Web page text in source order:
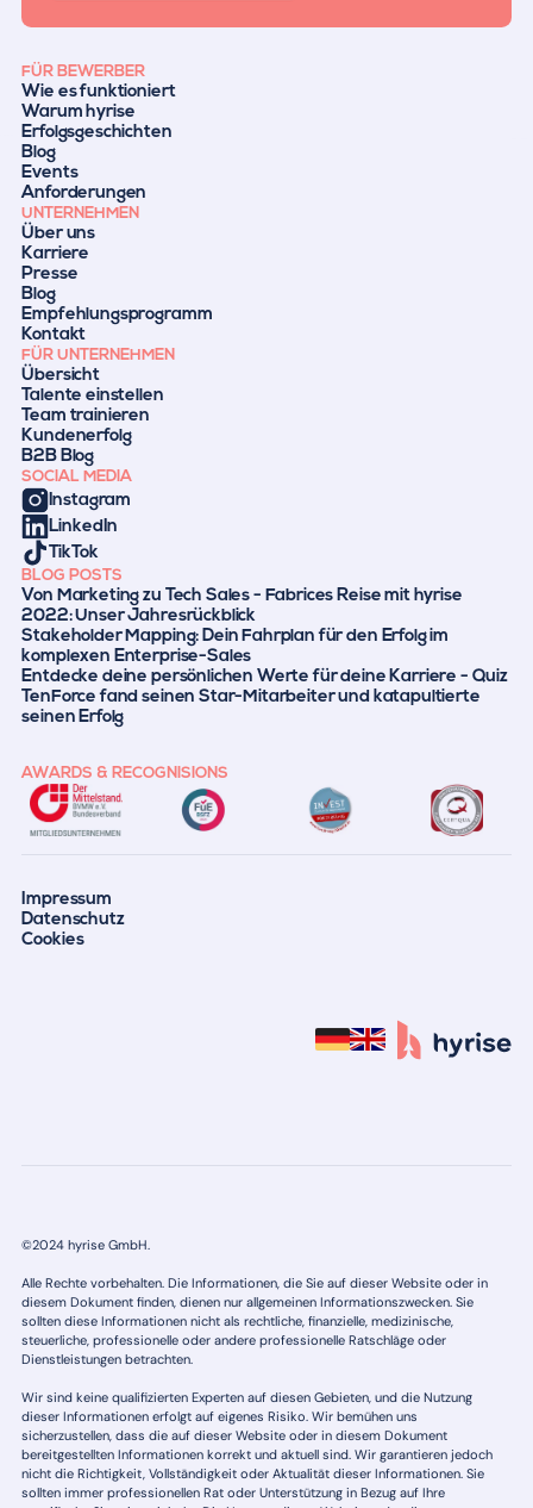
FÜR BEWERBER
Wie es funktioniert
Warum hyrise
Erfolgsgeschichten
Blog
Events
Anforderungen
UNTERNEHMEN
Über uns
Karriere
Presse
Blog
Empfehlungsprogramm
Kontakt
FÜR UNTERNEHMEN
Übersicht
Talente einstellen
Team trainieren
Kundenerfolg
B2B Blog
SOCIAL MEDIA
Instagram
LinkedIn
TikTok
BLOG POSTS
Von Marketing zu Tech Sales - Fabrices Reise mit hyrise
2022: Unser Jahresrückblick
Stakeholder Mapping: Dein Fahrplan für den Erfolg im
komplexen Enterprise-Sales
Entdecke deine persönlichen Werte für deine Karriere - Quiz
TenForce fand seinen Star-Mitarbeiter und katapultierte
seinen Erfolg
AWARDS & RECOGNISIONS
Impressum
Datenschutz
Cookies
©2024 hyrise GmbH.
Alle Rechte vorbehalten. Die Informationen, die Sie auf dieser Website oder in
diesem Dokument finden, dienen nur allgemeinen Informationszwecken. Sie
sollten diese Informationen nicht als rechtliche, finanzielle, medizinische,
steuerliche, professionelle oder andere professionelle Ratschläge oder
Dienstleistungen betrachten.
Wir sind keine qualifizierten Experten auf diesen Gebieten, und die Nutzung
dieser Informationen erfolgt auf eigenes Risiko. Wir bemühen uns
sicherzustellen, dass die auf dieser Website oder in diesem Dokument
bereitgestellten Informationen korrekt und aktuell sind. Wir garantieren jedoch
nicht die Richtigkeit, Vollständigkeit oder Aktualität dieser Informationen. Sie
sollten immer professionellen Rat oder Unterstützung in Bezug auf Ihre